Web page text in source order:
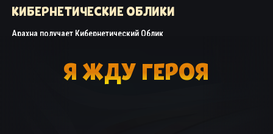
КИБЕРНЕТИЧЕСКИЕ ОБЛИКИ
Арахна получает Кибернетический Облик
Я ЖДУ ГЕРОЯ